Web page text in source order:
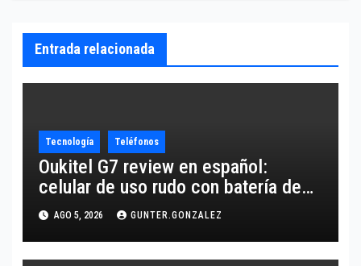
Entrada relacionada
Tecnología Teléfonos
Oukitel G7 review en español:
celular de uso rudo con batería de
10,600 mAh
AGO 5, 2026 GUNTER.GONZALEZ